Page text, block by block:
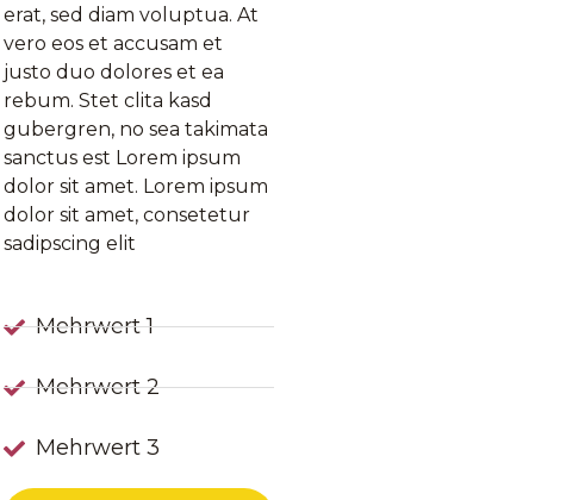
erat, sed diam voluptua. At
vero eos et accusam et
justo duo dolores et ea
rebum. Stet clita kasd
gubergren, no sea takimata
sanctus est Lorem ipsum
dolor sit amet. Lorem ipsum
dolor sit amet, consetetur
sadipscing elit
Mehrwert 1
Mehrwert 2
Mehrwert 3